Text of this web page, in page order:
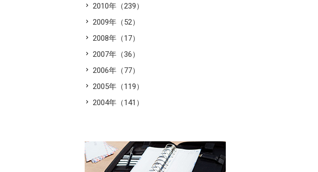
2010年（239）
2009年（52）
2008年（17）
2007年（36）
2006年（77）
2005年（119）
2004年（141）